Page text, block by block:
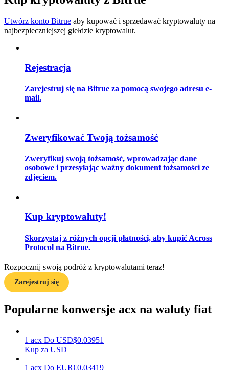
Strategie handlowe
Dowiedz się, jak zachować rentowność
Zarabiać
Utwórz konto Bitrue aby kupować i sprzedawać kryptowaluty na
najbezpieczniejszej giełdzie kryptowalut.
Rejestracja
Zarejestruj się na Bitrue za pomocą swojego adresu e-
mail.
Zweryfikować Twoją tożsamość
Zweryfikuj swoją tożsamość, wprowadzając dane
osobowe i przesyłając ważny dokument tożsamości ze
zdjęciem.
Kup kryptowaluty!
Skorzystaj z różnych opcji płatności, aby kupić Across
Protocol na Bitrue.
Rozpocznij swoją podróż z kryptowalutami teraz!
Zarejestruj się
Popularne konwersje acx na waluty fiat
1 acx Do USD$0.03951
Kup za USD
1 acx Do EUR€0.03419